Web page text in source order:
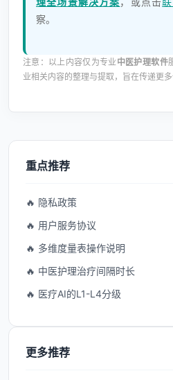
察。
注意：以上内容仅为专业中医护理软件
业相关内容的整理与提取，旨在传递更多
重点推荐
🔥 隐私政策
🔥 用户服务协议
🔥 多维度量表操作说明
🔥 中医护理治疗间隔时长
🔥 医疗AI的L1-L4分级
更多推荐